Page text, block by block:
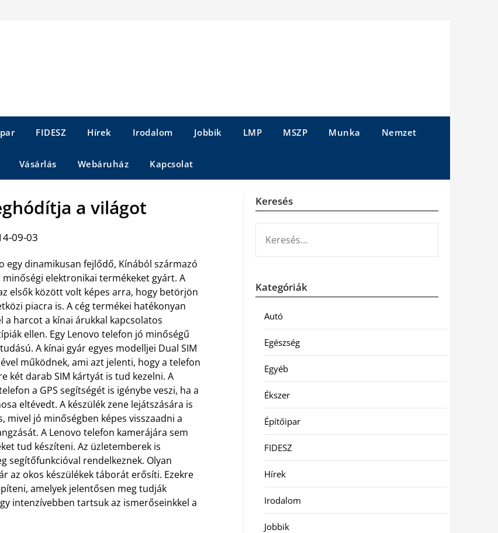
FIDESZ Hírek Irodalom Jobbik LMP MSZP Munka Nemzet
Vásárlás Webáruház Kapcsolat
a világot
09-03
egy dinamikusan fejlődő, Kínából származó
minőségi elektronikai termékeket gyárt. A
elsők között volt képes arra, hogy betörjön
piacra is. A cég termékei hatékonyan
a harcot a kínai árukkal kapcsolatos
ellen. Egy Lenovo telefon jó minőségű
A kínai gyár egyes modelljei Dual SIM
működnek, ami azt jelenti, hogy a telefon
két darab SIM kártyát is tud kezelni. A
a GPS segítségét is igénybe veszi, ha a
eltévedt. A készülék zene lejátszására is
mivel jó minőségben képes visszaadni a
A Lenovo telefon kamerájára sem
tud készíteni. Az üzletemberek is
segítőfunkcióval rendelkeznek. Olyan
az okos készülékek táborát erősíti. Ezekre
amelyek jelentősen meg tudják
intenzívebben tartsuk az ismerőseinkkel a
Keresés
Kategóriák
Autó
Egészség
Egyéb
Ékszer
Építőipar
FIDESZ
Hírek
Irodalom
Jobbik